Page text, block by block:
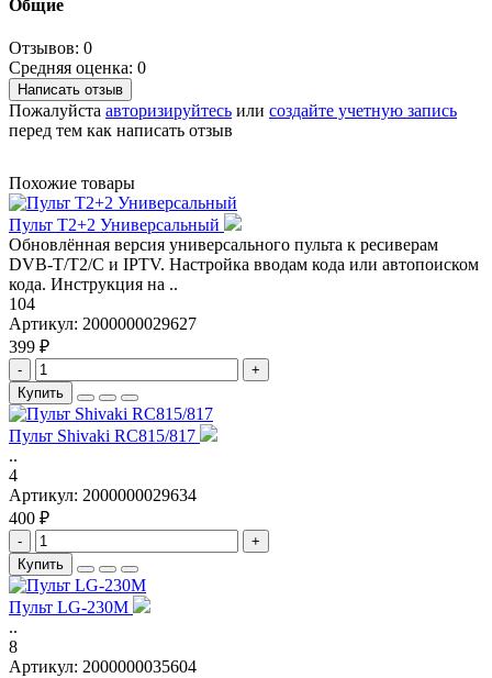
Общие
Отзывов: 0
Средняя оценка: 0
Написать отзыв
Пожалуйста авторизируйтесь или создайте учетную запись
перед тем как написать отзыв
Похожие товары
Пульт T2+2 Универсальный
Обновлённая версия универсального пульта к ресиверам
DVB-T/T2/C и IPTV. Настройка вводам кода или автопоиском
кода. Инструкция на ..
104
Артикул: 2000000029627
399 ₽
-
+
Купить
Пульт Shivaki RC815/817
..
4
Артикул: 2000000029634
400 ₽
-
+
Купить
Пульт LG-230M
..
8
Артикул: 2000000035604